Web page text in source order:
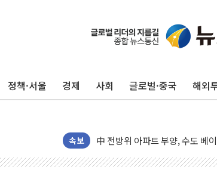
정책·서울 경제 사회 글로벌·중국 해외
속보
동해중부 전 해상 풍랑주의보
연일 폭염에 온열질환 사망 23
인제 용대리 계곡서 수위 상승으
동해시, 11~14일 '별똥별 멍' 운